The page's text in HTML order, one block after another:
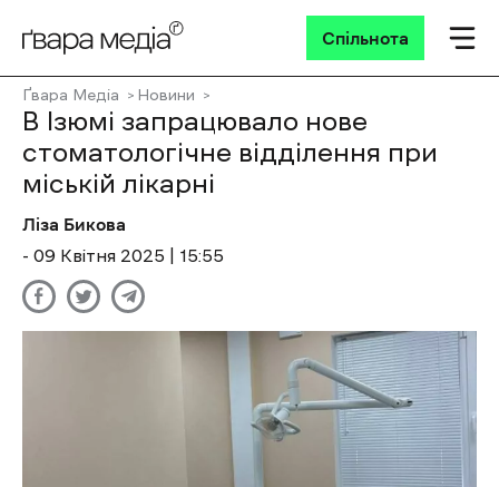
Спільнота
Ґвара Медіа Новини
В Ізюмі запрацювало нове
стоматологічне відділення при
міській лікарні
Ліза Бикова
- 09 Квітня 2025 | 15:55